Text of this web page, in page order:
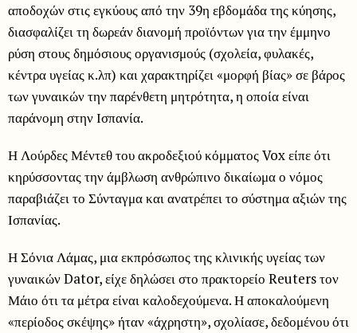
αποδοχών στις εγκύους από την 39η εβδομάδα της κύησης,
διασφαλίζει τη δωρεάν διανομή προϊόντων για την έμμηνο
ρύση στους δημόσιους οργανισμούς (σχολεία, φυλακές,
κέντρα υγείας κ.λπ) και χαρακτηρίζει «μορφή βίας» σε βάρος
των γυναικών την παρένθετη μητρότητα, η οποία είναι
παράνομη στην Ισπανία.
Η Λούρδες Μέντεθ του ακροδεξιού κόμματος Vox είπε ότι
κηρύσσοντας την άμβλωση ανθρώπινο δικαίωμα ο νόμος
παραβιάζει το Σύνταγμα και ανατρέπει το σύστημα αξιών της
Ισπανίας.
Η Σόνια Λάμας, μια εκπρόσωπος της κλινικής υγείας των
γυναικών Dator, είχε δηλώσει στο πρακτορείο Reuters τον
Μάιο ότι τα μέτρα είναι καλοδεχούμενα. Η αποκαλούμενη
«περίοδος σκέψης» ήταν «άχρηστη», σχολίασε, δεδομένου ότι